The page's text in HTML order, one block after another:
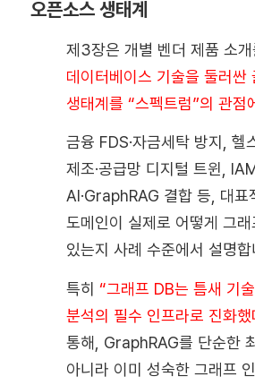
오픈소스 생태계
제3장은 개별 벤더 제품 소개
데이터베이스 기술을 둘러싼
생태계를 “스펙트럼”의 관점
금융 FDS·자금세탁 방지, 헬
제조·공급망 디지털 트윈,
AI·GraphRAG 결합 등, 대표
도메인이 실제로 어떻게 그
있는지 사례 수준에서 설명합
특히 “그래프 DB는 틈새 기
분석의 필수 인프라로 진화했
통해, GraphRAG를 단순한
아니라 이미 성숙한 그래프